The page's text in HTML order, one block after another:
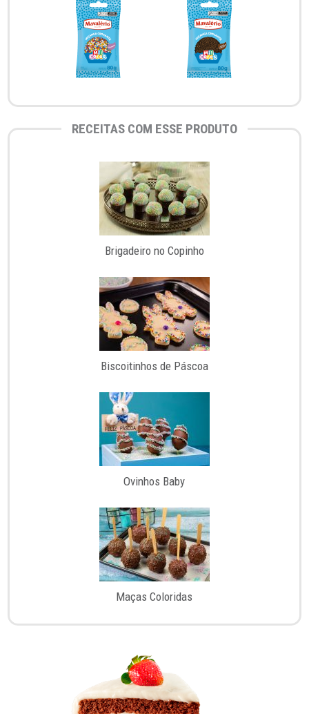
RECEITAS COM ESSE PRODUTO
Brigadeiro no Copinho
Biscoitinhos de Páscoa
Ovinhos Baby
Maças Coloridas